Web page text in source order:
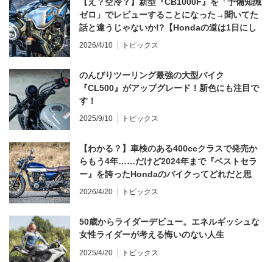
ゼロ」でレビューすることになった→聞いてた
話と違うじゃないか!?【Hondaの道は1日にし
てならず／CB1000F ①第一印象 編】
2026/4/10 トピックス
のんびりツーリング最強の大型バイク
『CL500』がアップグレード！新色にも注目で
す！
2025/9/10 トピックス
【わかる？】車検のある400ccクラスで発売か
らもう4年……だけど2024年まで『ベストセラ
ー』を誇ったHondaのバイクってどれだと思
う？
2026/4/20 トピックス
50歳からライダーデビュー。エネルギッシュな
女性ライダーが考える悔いのない人生
2025/4/20 トピックス